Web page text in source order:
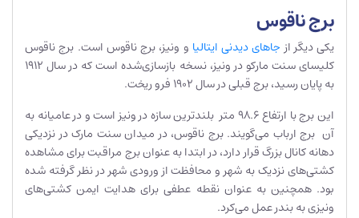
برج ناقوس
یکی دیگر از جاهای دیدنی ایتالیا و ونیز، برج ناقوس است. برج ناقوس
کلیسای سنت مارکو در ونیز، نسخه بازسازی‌شده است که در سال 1912
به پایان رسید، برج قبلی در سال 1902 فرو ریخت.
این برج با ارتفاع 98.6 متر بلندترین سازه در ونیز است و در عامیانه به
آن برج ارباب می‌گویند. برج ناقوس، در میدان سنت مارک در نزدیکی
دهانه کانال بزرگ قرار دارد، در ابتدا به عنوان برج مراقبت برای مشاهده
کشتی‌های نزدیک به شهر و محافظت از ورودی شهر در نظر گرفته شده
بود. همچنین به عنوان نقطه عطفی برای هدایت ایمن کشتی‌های
ونیزی به بندر عمل می‌کرد.